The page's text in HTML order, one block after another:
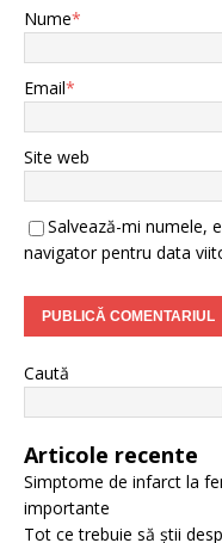
Nume*
Email*
Site web
Salvează-mi numele,
navigator pentru data
Caută
Articole recente
Simptome de infarct la
importante
Tot ce trebuie să știi